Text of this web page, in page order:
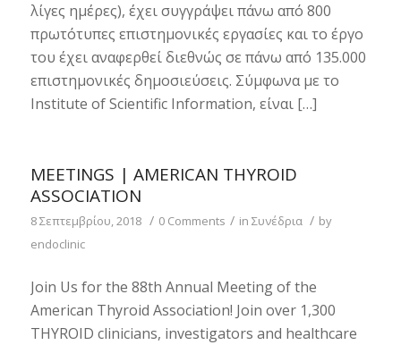
λίγες ημέρες), έχει συγγράψει πάνω από 800
πρωτότυπες επιστημονικές εργασίες και το έργο
του έχει αναφερθεί διεθνώς σε πάνω από 135.000
επιστημονικές δημοσιεύσεις. Σύμφωνα με το
Institute of Scientific Information, είναι […]
MEETINGS | AMERICAN THYROID
ASSOCIATION
8 Σεπτεμβρίου, 2018 / 0 Comments / in Συνέδρια / by
endoclinic
Join Us for the 88th Annual Meeting of the
American Thyroid Association! Join over 1,300
THYROID clinicians, investigators and healthcare